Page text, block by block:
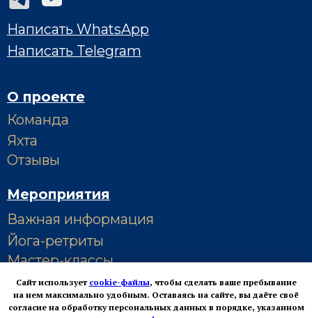
Сайт использует cookie-файлы, чтобы сделать ваше пребывание
на нем максимально удобным. Оставаясь на сайте, вы даёте своё
согласие на обработку персональных данных в порядке, указанном